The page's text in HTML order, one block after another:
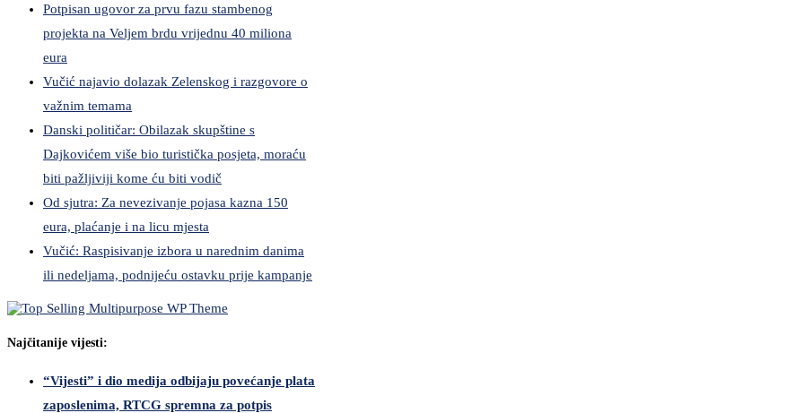
Potpisan ugovor za prvu fazu stambenog
projekta na Veljem brdu vrijednu 40 miliona
eura
Vučić najavio dolazak Zelenskog i razgovore o
važnim temama
Danski političar: Obilazak skupštine s
Dajkovićem više bio turistička posjeta, moraću
biti pažljiviji kome ću biti vodič
Od sjutra: Za nevezivanje pojasa kazna 150
eura, plaćanje i na licu mjesta
Vučić: Raspisivanje izbora u narednim danima
ili nedeljama, podnijeću ostavku prije kampanje
Najčitanije vijesti:
“Vijesti” i dio medija odbijaju povećanje plata
zaposlenima, RTCG spremna za potpis